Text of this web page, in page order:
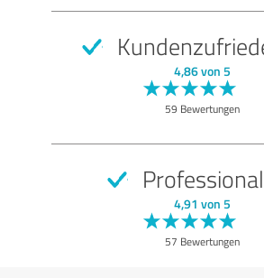
4,86 von 5
59 Bewertungen
4,91 von 5
57 Bewertungen